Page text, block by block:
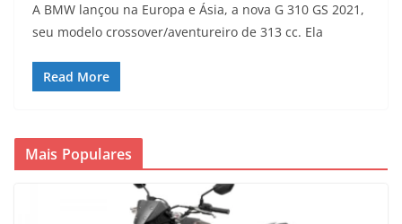
A BMW lançou na Europa e Ásia, a nova G 310 GS 2021,
seu modelo crossover/aventureiro de 313 cc. Ela
Read More
Mais Populares